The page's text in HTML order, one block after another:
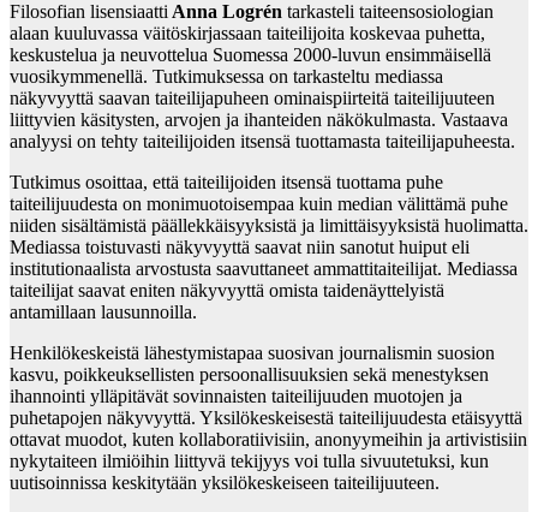
Filosofian lisensiaattiAnna Logrén tarkasteli taiteensosiologian
alaan kuuluvassa väitöskirjassaan taiteilijoita koskevaa puhetta,
keskustelua ja neuvottelua Suomessa 2000-luvun ensimmäisellä
vuosikymmenellä. Tutkimuksessa on tarkasteltu mediassa
näkyvyyttä saavan taiteilijapuheen ominaispiirteitä taiteilijuuteen
liittyvien käsitysten, arvojen ja ihanteiden näkökulmasta. Vastaava
analyysi on tehty taiteilijoiden itsensä tuottamasta taiteilijapuheesta.
Tutkimus osoittaa, että taiteilijoiden itsensä tuottama puhe
taiteilijuudesta on monimuotoisempaa kuin median välittämä puhe
niiden sisältämistä päällekkäisyyksistä ja limittäisyyksistä huolimatta.
Mediassa toistuvasti näkyvyyttä saavat niin sanotut huiput eli
institutionaalista arvostusta saavuttaneet ammattitaiteilijat. Mediassa
taiteilijat saavat eniten näkyvyyttä omista taidenäyttelyistä
antamillaan lausunnoilla.
Henkilökeskeistä lähestymistapaa suosivan journalismin suosion
kasvu, poikkeuksellisten persoonallisuuksien sekä menestyksen
ihannointi ylläpitävät sovinnaisten taiteilijuuden muotojen ja
puhetapojen näkyvyyttä. Yksilökeskeisestä taiteilijuudesta etäisyyttä
ottavat muodot, kuten kollaboratiivisiin, anonyymeihin ja artivistisiin
nykytaiteen ilmiöihin liittyvä tekijyys voi tulla sivuutetuksi, kun
uutisoinnissa keskitytään yksilökeskeiseen taiteilijuuteen.